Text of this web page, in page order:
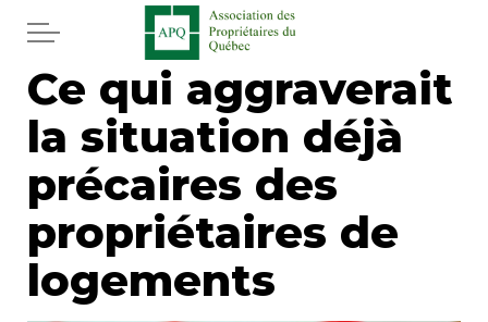
Aller au contenu principal
Accueil
Services
Actualités
Journal
Ce qui aggraverait
la situation déjà
précaires des
propriétaires de
logements